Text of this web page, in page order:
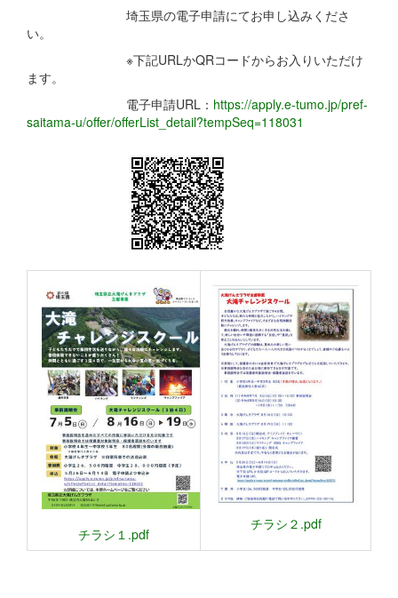
埼玉県の電子申請にてお申し込みくださ
い。
※下記URLかQRコードからお入りいただけ
ます。
電子申請URL： https://apply.e-tumo.jp/pref-
saitama-u/offer/offerList_detail?tempSeq=118031
チラシ１.pdf
チラシ２.pdf